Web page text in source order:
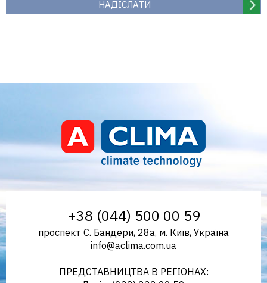
+38 (044) 500 00 59
проспект С. Бандери, 28а, м. Київ, Україна
info@aclima.com.ua
ПРЕДСТАВНИЦТВА В РЕГІОНАХ: